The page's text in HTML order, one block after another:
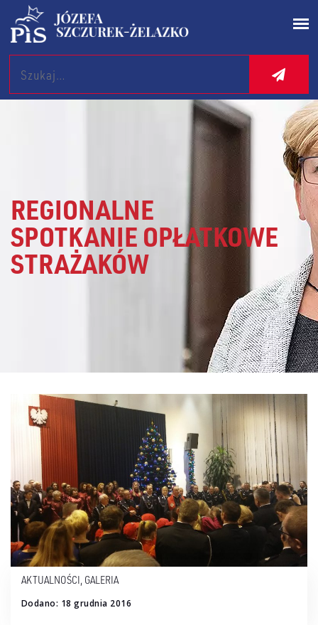
Search
REGIONALNE
SPOTKANIE OPŁATKOWE
STRAŻAKÓW
AKTUALNOŚCI, GALERIA
Dodano: 18 grudnia 2016